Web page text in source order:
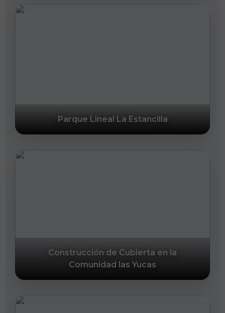
Parque Lineal La Estancilla
Construcción de Cubierta en la
Comunidad las Yucas